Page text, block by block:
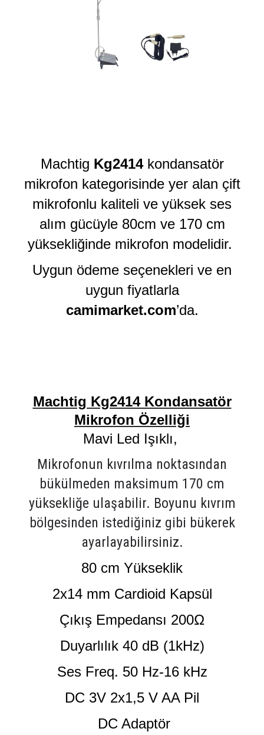
Machtig Kg2414 kondansatör
mikrofon kategorisinde yer alan çift
mikrofonlu kaliteli ve yüksek ses
alım gücüyle 80cm ve 170 cm
yüksekliğinde mikrofon modelidir.
Uygun ödeme seçenekleri ve en
uygun fiyatlarla
camimarket.com’da.
Machtig Kg2414 Kondansatör
Mikrofon Özelliği
Mavi Led Işıklı,
Mikrofonun kıvrılma noktasından
bükülmeden maksimum 170 cm
yüksekliğe ulaşabilir. Boyunu kıvrım
bölgesinden istediğiniz gibi bükerek
ayarlayabilirsiniz.
80 cm Yükseklik
2x14 mm Cardioid Kapsül
Çıkış Empedansı 200Ω
Duyarlılık 40 dB (1kHz)
Ses Freq. 50 Hz-16 kHz
DC 3V 2x1,5 V AA Pil
DC Adaptör